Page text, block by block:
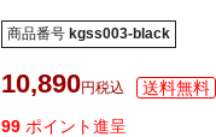
商品番号 kgss003-black
10,890 税込
99 ポイント進呈